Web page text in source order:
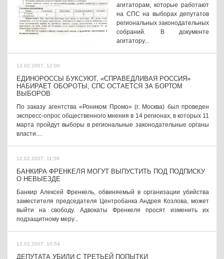
агитаторам, которые работают
на СПС на выборах депутатов
региональных законодательных
собраний. В документе
агитатору...
12.02.2007, 12:00
ЕДИНОРОССЫ БУКСУЮТ, «СПРАВЕДЛИВАЯ РОССИЯ»
НАБИРАЕТ ОБОРОТЫ, СПС ОСТАЕТСЯ ЗА БОРТОМ
ВЫБОРОВ
По заказу агентства «Роником Промо» (г. Москва) был проведен
экспресс-опрос общественного мнения в 14 регионах, в которых 11
марта пройдут выборы в региональные законодательные органы
власти....
12.02.2007, 11:58
БАНКИРА ФРЕНКЕЛЯ МОГУТ ВЫПУСТИТЬ ПОД ПОДПИСКУ
О НЕВЫЕЗДЕ
Банкир Алексей Френкель, обвиняемый в организации убийства
заместителя председателя Центробанка Андрея Козлова, может
выйти на свободу. Адвокаты Френкеля просят изменить их
подзащитному меру...
12.02.2007, 10:54
ДЕПУТАТА УБИЛИ С ТРЕТЬЕЙ ПОПЫТКИ